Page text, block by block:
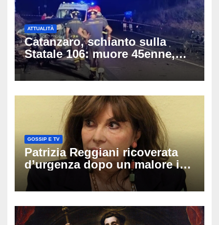
ATTUALITÀ
Catanzaro, schianto sulla
Statale 106: muore 45enne,
coinvolti un’auto, un suv e
una moto
GOSSIP E TV
Patrizia Reggiani ricoverata
d’urgenza dopo un malore in
vacanza: come sta oggi l’ex
Lady Gucci